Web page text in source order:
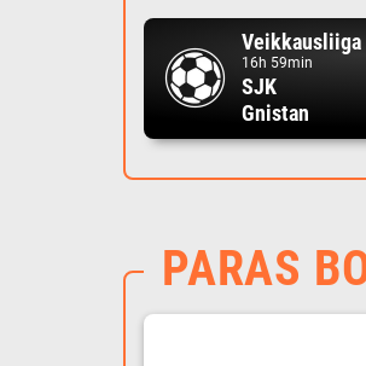
Veikkausliiga
16h 59min
SJK
Gnistan
PARAS